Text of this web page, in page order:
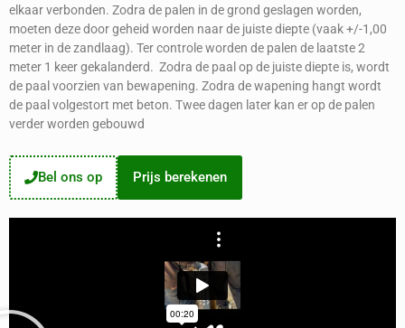
elkaar verbonden. Zodra de palen in de grond geslagen worden,
moeten deze door geheid worden naar de juiste diepte (vaak +/-1,00
meter in de zandlaag). Ter controle worden de palen de laatste 2
meter 1 keer gekalanderd. Zodra de paal op de juiste diepte is, wordt
de paal voorzien van bewapening. Zodra de wapening hangt wordt
de paal volgestort met beton. Twee dagen later kan er op de palen
verder worden gebouwd
Bel ons op Prijs berekenen